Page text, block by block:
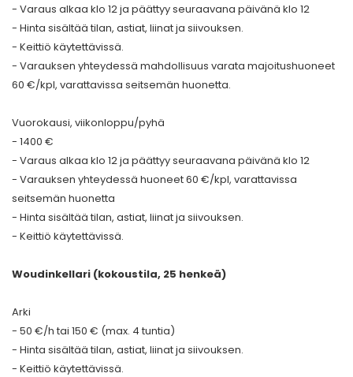
- Varaus alkaa klo 12 ja päättyy seuraavana päivänä klo 12
- Hinta sisältää tilan, astiat, liinat ja siivouksen.
- Keittiö käytettävissä.
- Varauksen yhteydessä mahdollisuus varata majoitushuoneet
60 €/kpl, varattavissa seitsemän huonetta.
Vuorokausi, viikonloppu/pyhä
- 1400 €
- Varaus alkaa klo 12 ja päättyy seuraavana päivänä klo 12
- Varauksen yhteydessä huoneet 60 €/kpl, varattavissa
seitsemän huonetta
- Hinta sisältää tilan, astiat, liinat ja siivouksen.
- Keittiö käytettävissä.
Woudinkellari (kokoustila, 25 henkeä)
Arki
- 50 €/h tai 150 € (max. 4 tuntia)
- Hinta sisältää tilan, astiat, liinat ja siivouksen.
- Keittiö käytettävissä.